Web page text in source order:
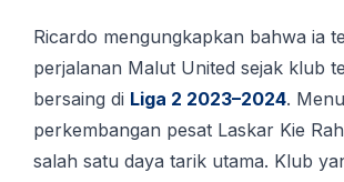
Ricardo mengungkapkan bahwa ia
perjalanan Malut United sejak klub
bersaing di Liga 2 2023–2024.
perkembangan pesat Laskar Kie
salah satu daya tarik utama. Klub